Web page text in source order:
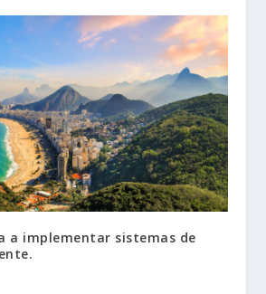
a implementar sistemas de